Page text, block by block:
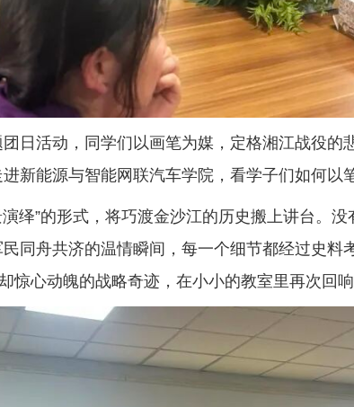
日活动，同学们以画笔为媒，定格湘江战役的
新能源与智能网联汽车学院，看学子们如何以
绎”的形式，将巧渡金沙江的历史搬上讲台。
同舟共济的温情瞬间，每一个细节都经过史
惊心动魄的战略奇迹，在小小的教室里再次回响